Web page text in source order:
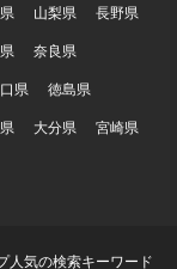
山梨県
長野県
奈良県
県
徳島県
大分県
宮崎県
人気の検索キーワード